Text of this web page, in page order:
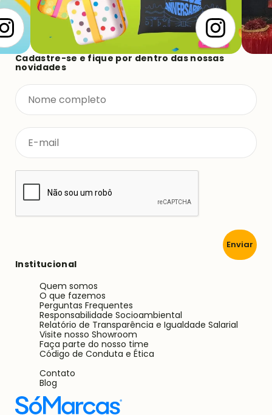
Institucional
Quem somos
O que fazemos
Perguntas Frequentes
Responsabilidade Socioambiental
Relatório de Transparência e Igualdade Salarial
Visite nosso Showroom
Faça parte do nosso time
Código de Conduta e Ética
Contato
Blog
Cadastre-se e fique por dentro das nossas
novidades
Enviar